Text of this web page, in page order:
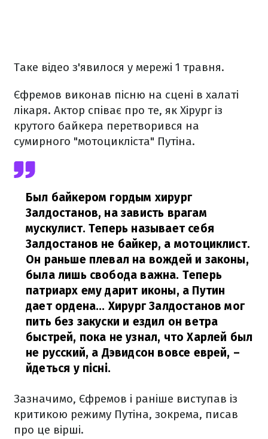
Таке відео з'явилося у мережі 1 травня.
Єфремов виконав пісню на сцені в халаті
лікаря. Актор співає про те, як Хірург із
крутого байкера перетворився на
сумирного "мотоцикліста" Путіна.
Был байкером гордым хирург
Залдостанов, на зависть врагам
мускулист. Теперь называет себя
Залдостанов не байкер, а мотоциклист.
Он раньше плевал на вождей и законы,
была лишь свобода важна. Теперь
патриарх ему дарит иконы, а Путин
дает ордена... Хирург Залдостанов мог
пить без закуски и ездил он ветра
быстрей, пока не узнал, что Харлей был
не русский, а Дэвидсон вовсе еврей, –
йдеться у пісні.
Зазначимо, Єфремов і раніше виступав із
критикою режиму Путіна, зокрема, писав
про це вірші.